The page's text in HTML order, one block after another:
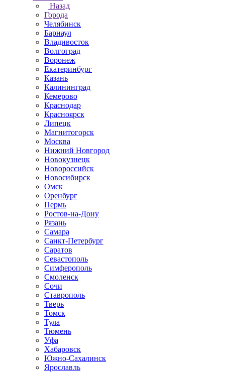
Назад
Города
Челябинск
Барнаул
Владивосток
Волгоград
Воронеж
Екатеринбург
Казань
Калининград
Кемерово
Краснодар
Красноярск
Липецк
Магнитогорск
Москва
Нижний Новгород
Новокузнецк
Новороссийск
Новосибирск
Омск
Оренбург
Пермь
Ростов-на-Дону
Рязань
Самара
Санкт-Петербург
Саратов
Севастополь
Симферополь
Смоленск
Сочи
Ставрополь
Тверь
Томск
Тула
Тюмень
Уфа
Хабаровск
Южно-Сахалинск
Ярославль